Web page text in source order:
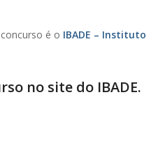
é o IBADE – Instituto
no site do IBADE.